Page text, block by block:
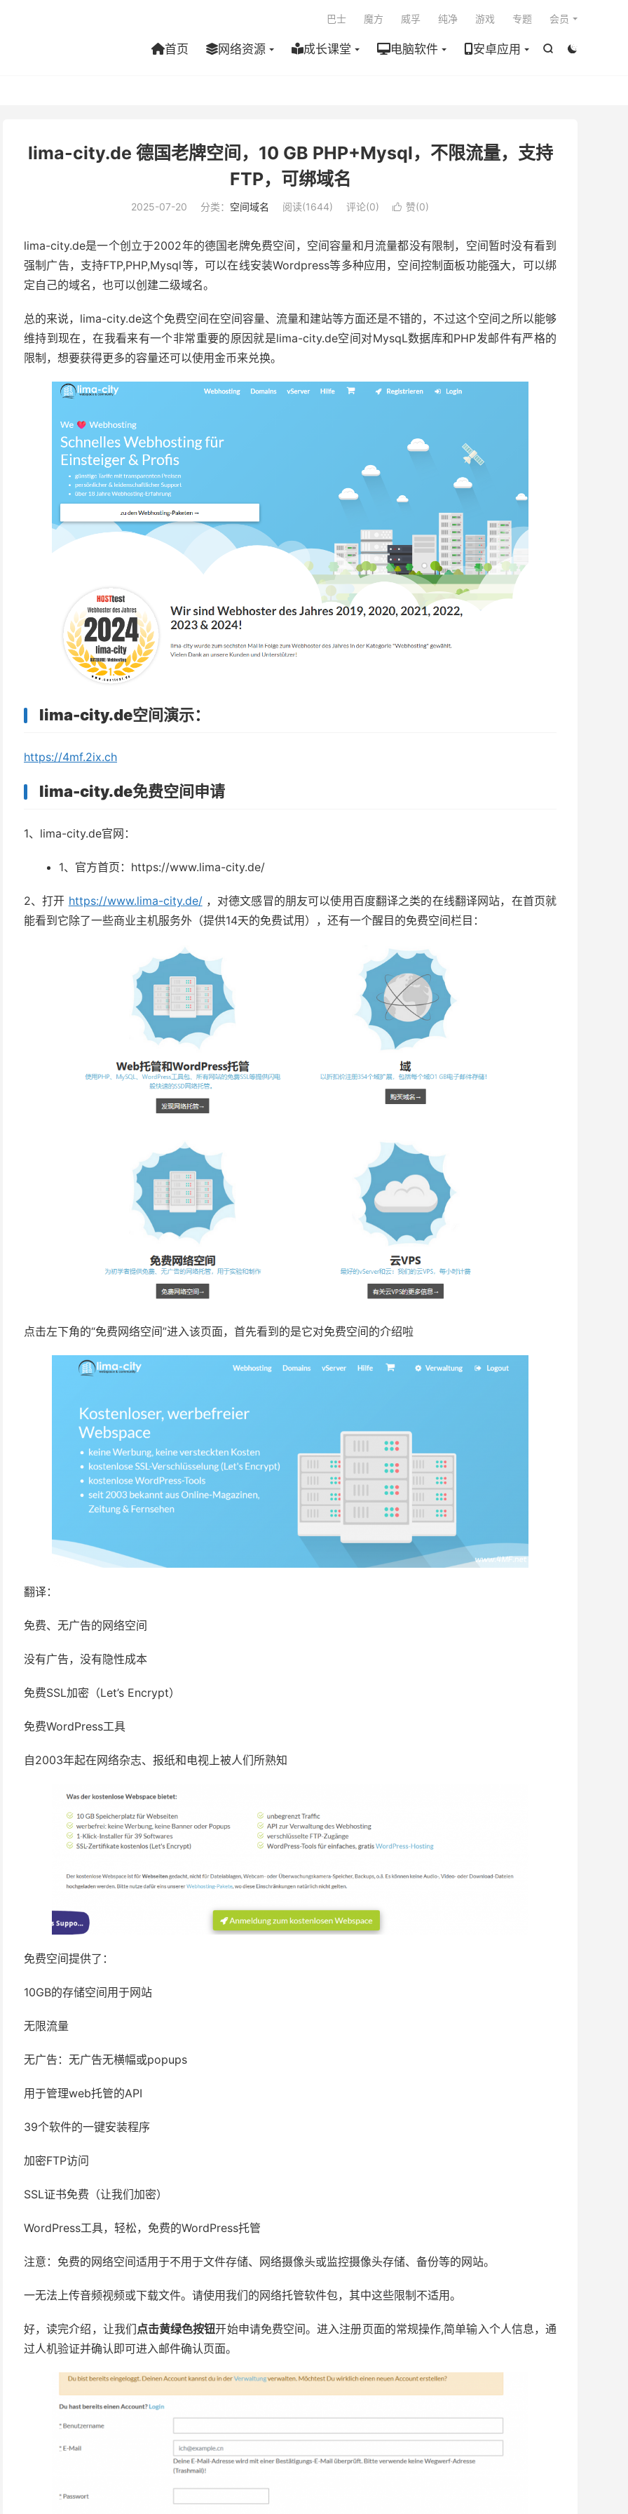


首页 网络资源 成长课堂 电脑软件 安卓应用
巴士 魔方 威孚 纯净 游戏 专题 会员
lima-city.de 德国老牌空间，10 GB PHP+Mysql，不限流量，支持
FTP，可绑域名
2025-07-20 分类： 空间域名 阅读(1644) 评论(0)  赞(0)
lima-city.de是一个创立于2002年的德国老牌免费空间，空间容量和月流量都没有限制，空间暂时没有看到
强制广告，支持FTP,PHP,Mysql等，可以在线安装Wordpress等多种应用，空间控制面板功能强大，可以绑
定自己的域名，也可以创建二级域名。
总的来说，lima-city.de这个免费空间在空间容量、流量和建站等方面还是不错的，不过这个空间之所以能够
维持到现在，在我看来有一个非常重要的原因就是lima-city.de空间对MysqL数据库和PHP发邮件有严格的
限制，想要获得更多的容量还可以使用金币来兑换。
lima-city.de空间演示：
https://4mf.2ix.ch
lima-city.de免费空间申请
1、lima-city.de官网：
1、官方首页：https://www.lima-city.de/
2、打开 https://www.lima-city.de/，对德文感冒的朋友可以使用百度翻译之类的在线翻译网站，在首页就
能看到它除了一些商业主机服务外（提供14天的免费试用），还有一个醒目的免费空间栏目：
点击左下角的“免费网络空间”进入该页面，首先看到的是它对免费空间的介绍啦
翻译：
免费、无广告的网络空间
没有广告，没有隐性成本
免费SSL加密（Let’s Encrypt）
免费WordPress工具
自2003年起在网络杂志、报纸和电视上被人们所熟知
免费空间提供了：
10GB的存储空间用于网站
无限流量
无广告：无广告无横幅或popups
用于管理web托管的API
39个软件的一键安装程序
加密FTP访问
SSL证书免费（让我们加密）
WordPress工具，轻松，免费的WordPress托管
注意：免费的网络空间适用于不用于文件存储、网络摄像头或监控摄像头存储、备份等的网站。
一无法上传音频视频或下载文件。请使用我们的网络托管软件包，其中这些限制不适用。
好，读完介绍，让我们点击黄绿色按钮开始申请免费空间。进入注册页面的常规操作,简单输入个人信息，通
过人机验证并确认即可进入邮件确认页面。